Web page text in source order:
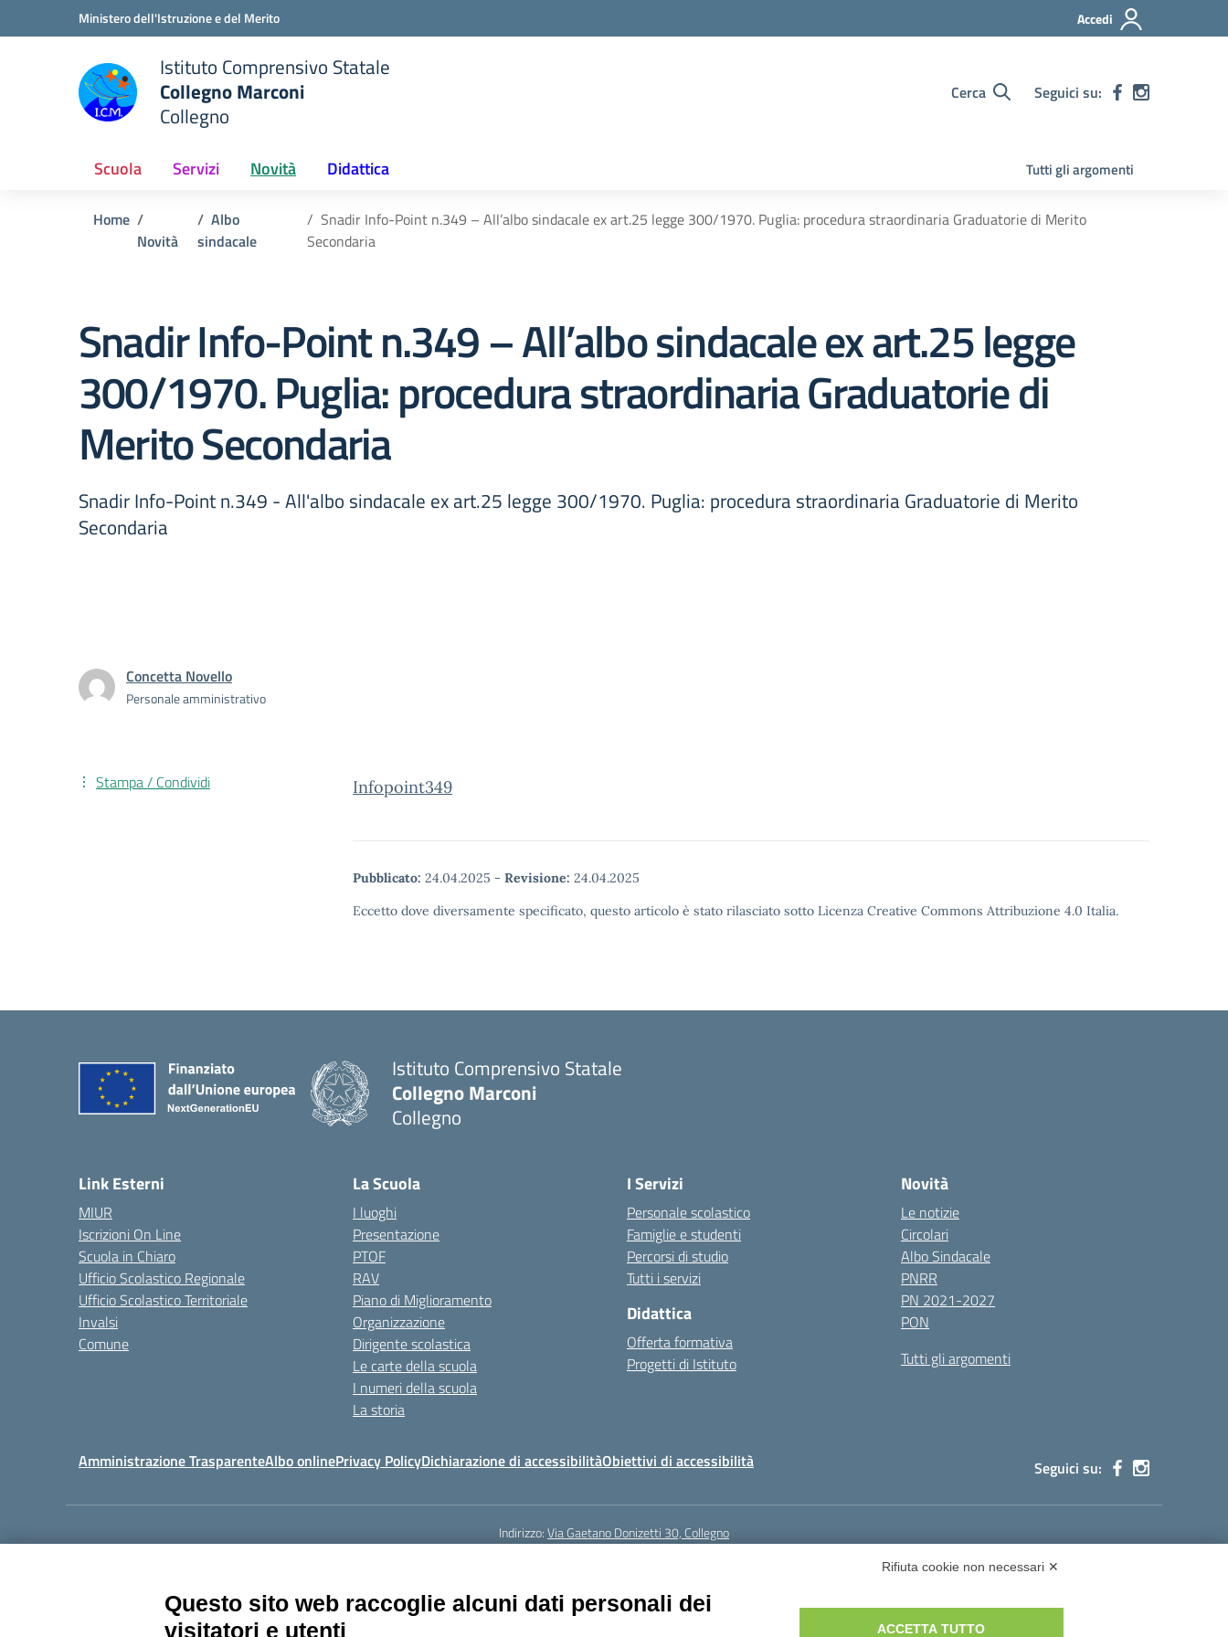
Vai ai contenuti
Vai al menu di navigazioneMinistero dell'Istruzione e del Merito Accedi
Istituto Comprensivo Statale
Collegno Marconi
Collegno
Cerca Seguici su:
Scuola Servizi Novità Didattica Tutti gli argomenti
Home
Novità
Albo
sindacale
Snadir Info-Point n.349 – All’albo sindacale ex art.25 legge 300/1970. Puglia: procedura straordinaria Graduatorie di Merito
Secondaria
Snadir Info-Point n.349 – All’albo sindacale ex art.25 legge
300/1970. Puglia: procedura straordinaria Graduatorie di
Merito Secondaria
Snadir Info-Point n.349 - All'albo sindacale ex art.25 legge 300/1970. Puglia: procedura straordinaria Graduatorie di Merito
Secondaria
Concetta Novello
Personale amministrativo
Infopoint349
Pubblicato: 24.04.2025 - Revisione: 24.04.2025
Eccetto dove diversamente specificato, questo articolo è stato rilasciato sotto Licenza Creative Commons Attribuzione 4.0 Italia.
Stampa / Condividi
Istituto Comprensivo Statale
Collegno Marconi
Collegno
Link Esterni
MIUR
Iscrizioni On Line
Scuola in Chiaro
Ufficio Scolastico Regionale
Ufficio Scolastico Territoriale
Invalsi
Comune
La Scuola
I luoghi
Presentazione
PTOF
RAV
Piano di Miglioramento
Organizzazione
Dirigente scolastica
Le carte della scuola
I numeri della scuola
La storia
I Servizi
Personale scolastico
Famiglie e studenti
Percorsi di studio
Tutti i servizi
Didattica
Offerta formativa
Progetti di Istituto
Novità
Le notizie
Circolari
Albo Sindacale
PNRR
PN 2021-2027
PON
Tutti gli argomenti
Amministrazione TrasparenteAlbo onlinePrivacy PolicyDichiarazione di accessibilitàObiettivi di accessibilità Seguici su:
Indirizzo:Via Gaetano Donizetti 30, Collegno
Codice meccanografico:toic8cg002
Rifiuta cookie non necessari ✕
Questo sito web raccoglie alcuni dati personali dei
visitatori e utenti
ACCETTA TUTTO